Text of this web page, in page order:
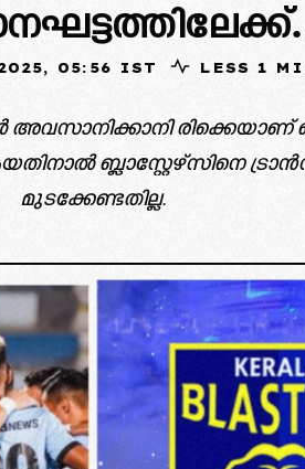
17, 2025, 05:56 IST LESS 1
അവസാനിക്കാനി രിക്കെയാണ്
ബ്ലാസ്റ്റേഴ്സിനെ
മുടക്കേണ്ടതില്ല.
mumbai city fc/indian super league/x